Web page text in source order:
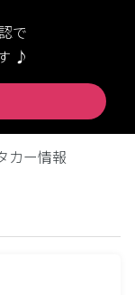
で
♪
カー情報